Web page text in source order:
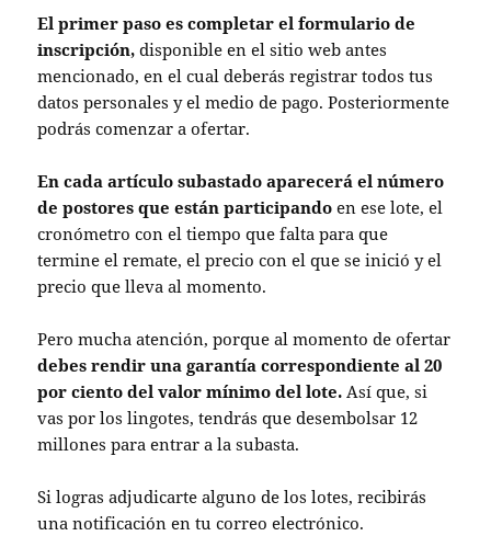
El primer paso es completar el formulario de
inscripción, disponible en el sitio web antes
mencionado, en el cual deberás registrar todos tus
datos personales y el medio de pago. Posteriormente
podrás comenzar a ofertar.
En cada artículo subastado aparecerá el número
de postores que están participando en ese lote, el
cronómetro con el tiempo que falta para que
termine el remate, el precio con el que se inició y el
precio que lleva al momento.
Pero mucha atención, porque al momento de ofertar
debes rendir una garantía correspondiente al 20
por ciento del valor mínimo del lote. Así que, si
vas por los lingotes, tendrás que desembolsar 12
millones para entrar a la subasta.
Si logras adjudicarte alguno de los lotes, recibirás
una notificación en tu correo electrónico.